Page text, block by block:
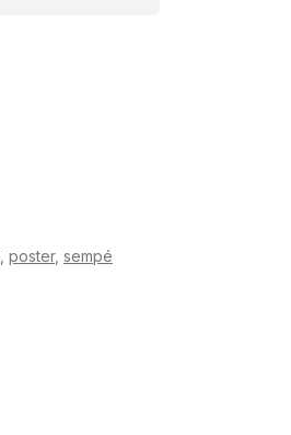
poster, sempé